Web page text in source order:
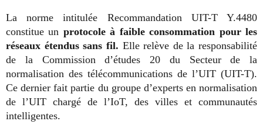
La norme intitulée Recommandation UIT-T Y.4480
constitue un protocole à faible consommation pour les
réseaux étendus sans fil. Elle relève de la responsabilité
de la Commission d’études 20 du Secteur de la
normalisation des télécommunications de l’UIT (UIT-T).
Ce dernier fait partie du groupe d’experts en normalisation
de l’UIT chargé de l’IoT, des villes et communautés
intelligentes.